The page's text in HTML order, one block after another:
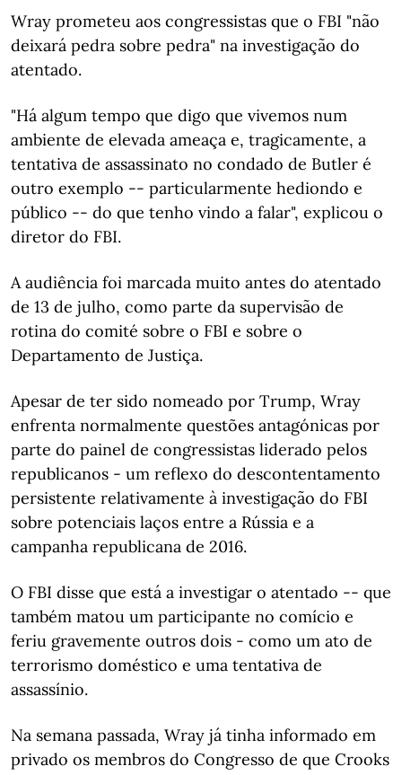
Wray prometeu aos congressistas que o FBI "não
deixará pedra sobre pedra" na investigação do
atentado.
"Há algum tempo que digo que vivemos num
ambiente de elevada ameaça e, tragicamente, a
tentativa de assassinato no condado de Butler é
outro exemplo -- particularmente hediondo e
público -- do que tenho vindo a falar", explicou o
diretor do FBI.
A audiência foi marcada muito antes do atentado
de 13 de julho, como parte da supervisão de
rotina do comité sobre o FBI e sobre o
Departamento de Justiça.
Apesar de ter sido nomeado por Trump, Wray
enfrenta normalmente questões antagónicas por
parte do painel de congressistas liderado pelos
republicanos - um reflexo do descontentamento
persistente relativamente à investigação do FBI
sobre potenciais laços entre a Rússia e a
campanha republicana de 2016.
O FBI disse que está a investigar o atentado -- que
também matou um participante no comício e
feriu gravemente outros dois - como um ato de
terrorismo doméstico e uma tentativa de
assassínio.
Na semana passada, Wray já tinha informado em
privado os membros do Congresso de que Crooks